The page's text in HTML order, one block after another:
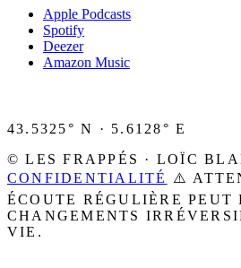
Apple Podcasts
Spotify
Deezer
Amazon Music
43.5325° N · 5.6128° E
© LES FRAPPÉS · LOÏC
CONFIDENTIALITÉ
⚠️
ÉCOUTE RÉGULIÈRE PEUT
CHANGEMENTS
VIE.